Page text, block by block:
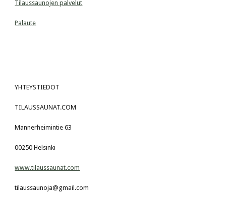
Tilaussaunojen palvelut
Palaute
YHTEYSTIEDOT
TILAUSSAUNAT.COM
Mannerheimintie 63
00250 Helsinki
www.tilaussaunat.com
tilaussaunoja@gmail.com